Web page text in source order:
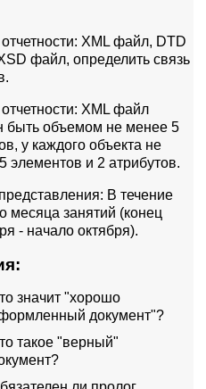
XML файл, DTD
файл, определить связь
XML файл
быть объемом не менее 5
у каждого объекта не
элементов и 2 атрибутов.
В течение
месяца занятий (конец
- начало октября).
значит "хорошо
документ"?
такое "верный"